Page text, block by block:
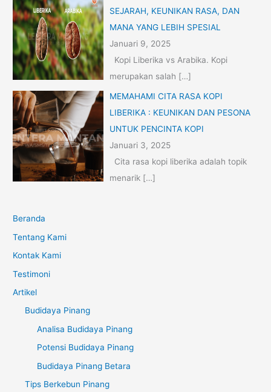
SEJARAH, KEUNIKAN RASA, DAN
MANA YANG LEBIH SPESIAL
Januari 9, 2025
Kopi Liberika vs Arabika. Kopi
merupakan salah […]
MEMAHAMI CITA RASA KOPI
LIBERIKA : KEUNIKAN DAN PESONA
UNTUK PENCINTA KOPI
Januari 3, 2025
Cita rasa kopi liberika adalah topik
menarik […]
Beranda
Tentang Kami
Kontak Kami
Testimoni
Artikel
Budidaya Pinang
Analisa Budidaya Pinang
Potensi Budidaya Pinang
Budidaya Pinang Betara
Tips Berkebun Pinang